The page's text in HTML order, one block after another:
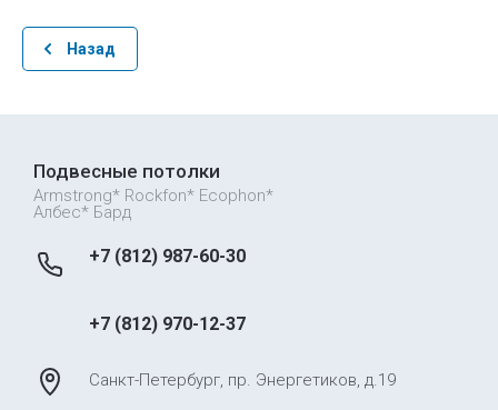
Назад
Подвесные потолки
Armstrong* Rockfon* Ecophon*
Албес* Бард
+7 (812) 987-60-30
+7 (812) 970-12-37
Санкт-Петербург, пр. Энергетиков, д.19